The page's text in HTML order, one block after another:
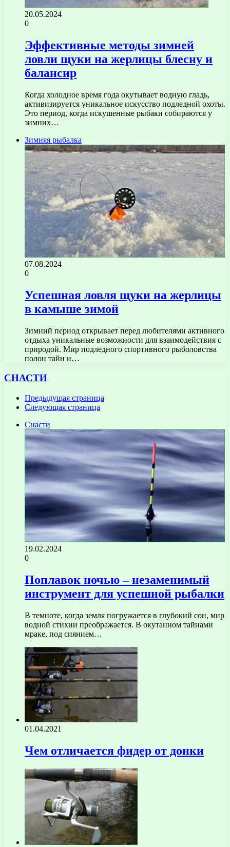
20.05.2024
0
Эффективные методы зимней
ловли щуки на жерлицы блесну и
балансир
Когда холодное время года окутывает водную гладь,
активизируется уникальное искусство подледной охоты.
Это период, когда искушенные рыбаки собираются у
зимних…
Зимняя рыбалка
07.08.2024
0
Успешная ловля щуки на жерлицы
в камыше зимой
Зимний период открывает перед любителями активного
отдыха уникальные возможности для взаимодействия с
природой. Мир подледного спортивного рыболовства
полон тайн и…
СНАСТИ
Предыдущая страница
Следующая страница
Снасти
19.02.2024
0
Поплавок ночью – незаменимый
инструмент для успешной рыбалки
В темноте, когда земля погружается в глубокий сон, мир
водной стихии преображается. В окутанном тайнами
мраке, под сиянием…
01.04.2021
Чем отличается фидер от донки